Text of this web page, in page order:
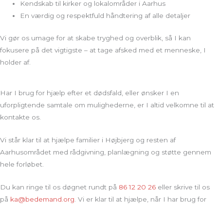
Kendskab til kirker og lokalområder i Aarhus
En værdig og respektfuld håndtering af alle detaljer
Vi gør os umage for at skabe tryghed og overblik, så I kan
fokusere på det vigtigste – at tage afsked med et menneske, I
holder af.
Har I brug for hjælp efter et dødsfald, eller ønsker I en
uforpligtende samtale om mulighederne, er I altid velkomne til at
kontakte os.
Vi står klar til at hjælpe familier i Højbjerg og resten af
Aarhusområdet med rådgivning, planlægning og støtte gennem
hele forløbet.
Du kan ringe til os døgnet rundt på 86 12 20 26 eller skrive til os
på ka@bedemand.org . Vi er klar til at hjælpe, når I har brug for